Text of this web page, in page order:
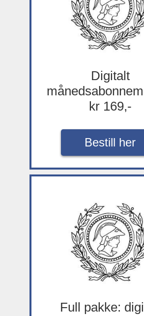
Digitalt
kr 169,-
Bestill her
Full pakke: